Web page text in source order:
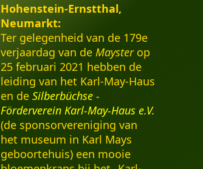
Hohenstein-Ernstthal,
Neumarkt:
Ter gelegenheid van de 179e
verjaardag van deMaysterop
25 februari 2021 hebben de
leiding van het Karl-May-Haus
en deSilberbüchse -
Förderverein Karl-May-Haus e.V.
(de sponsorvereniging van
het museum in Karl Mays
geboortehuis) een mooie